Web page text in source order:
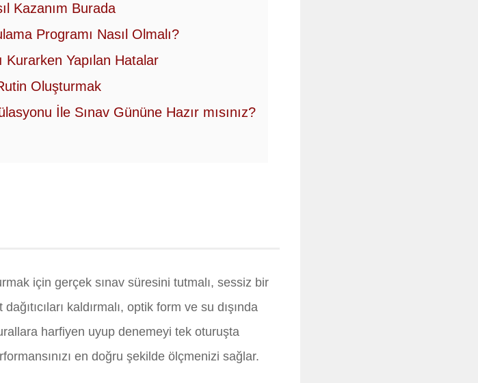
Kazanım Burada
Programı Nasıl Olmalı?
Kurarken Yapılan Hatalar
Oluşturmak
İle Sınav Gününe Hazır mısınız?
için gerçek sınav süresini tutmalı, sessiz bir
kaldırmalı, optik form ve su dışında
harfiyen uyup denemeyi tek oturuşta
en doğru şekilde ölçmenizi sağlar.